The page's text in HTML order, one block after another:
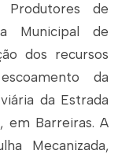
Produtores de
Municipal de
dos recursos
da
da Estrada
em Barreiras. A
Mecanizada,